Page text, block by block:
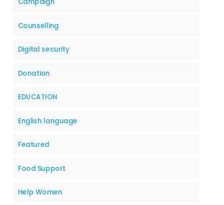
Counselling
Digital security
Donation
EDUCATION
English language
Featured
Food Support
Help Women